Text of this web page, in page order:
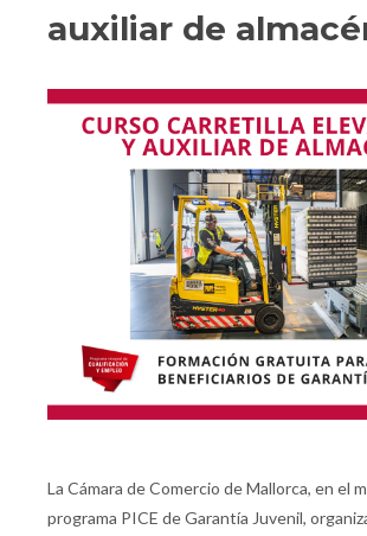
auxiliar de
La Cámara de Comercio de Mallorca, en el
programa PICE de Garantía Juvenil,